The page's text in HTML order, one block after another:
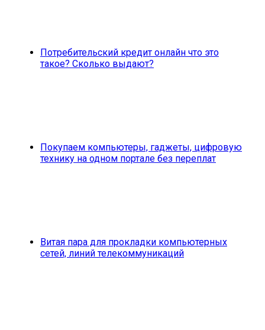
Потребительский кредит онлайн что это
такое? Сколько выдают?
Покупаем компьютеры, гаджеты, цифровую
технику на одном портале без переплат
Витая пара для прокладки компьютерных
сетей, линий телекоммуникаций